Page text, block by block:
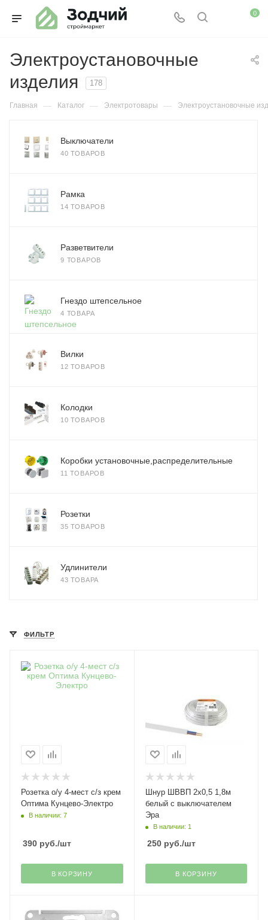
0
Электроустановочные
изделия
178
Главная — Каталог — Электротовары — Электроустановочные
Выключатели
40 ТОВАРОВ
Рамка
14 ТОВАРОВ
Разветвители
9 ТОВАРОВ
Гнездо штепсельное
4 ТОВАРА
Вилки
12 ТОВАРОВ
Колодки
10 ТОВАРОВ
Коробки установочные,распределительные
11 ТОВАРОВ
Розетки
35 ТОВАРОВ
Удлинители
43 ТОВАРА
ФИЛЬТР
Розетка о/у 4-мест с/з крем
Оптима Кунцево-Электро
В наличии: 7
390 руб./шт
В КОРЗИНУ
Шнур ШВВП 2х0,5 1,8м
белый с выключателем
Эра
В наличии: 1
250руб./шт
В КОРЗИНУ